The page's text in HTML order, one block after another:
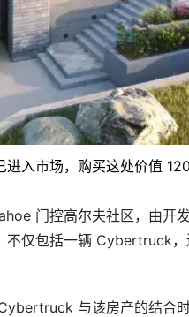
入市场，购买这处价值
门控高尔夫社区，由开
不仅包括一辆 Cybertruck
与该房产的结合